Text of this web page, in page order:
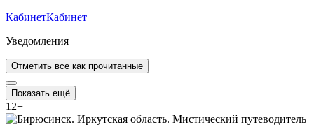
КабинетКабинет
Уведомления
Отметить все как прочитанные
Показать ещё
12+